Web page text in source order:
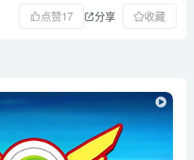
点赞17 分享 收藏